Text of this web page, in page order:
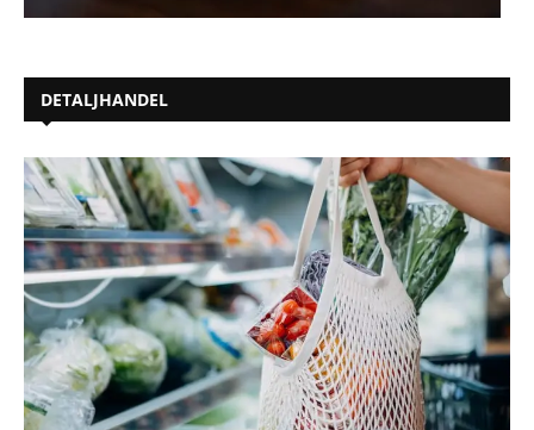
DETALJHANDEL